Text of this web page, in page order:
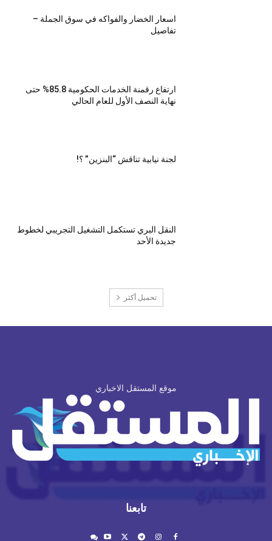
اسعار الخضار والفواكه في سوق الجملة –
تفاصيل
ارتفاع رقمنة الخدمات الحكومية 85.8% حتى
نهاية النصف الأول للعام الحالي
لجنة نيابية تناقش “البنزين” ؟!
النقل البري تستكمل التشغيل التجريبي لخطوط
جديدة الأحد
تحميل أكثر
موقع المستقل الاخباري
تابعنا